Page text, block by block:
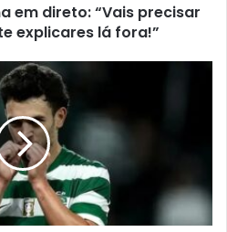
em direto: “Vais precisar
explicares lá fora!”